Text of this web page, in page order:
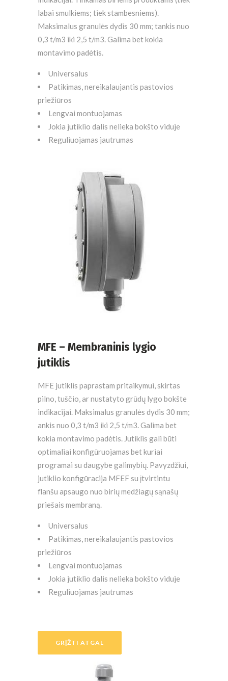
labai smulkiems; tiek stambesniems).
Maksimalus granulės dydis 30 mm; tankis nuo
0,3 t/m3 iki 2,5 t/m3. Galima bet kokia
montavimo padėtis.
Universalus
Patikimas, nereikalaujantis pastovios
priežiūros
Lengvai montuojamas
Jokia jutiklio dalis nelieka bokšto viduje
Reguliuojamas jautrumas
MFE – Membraninis lygio
jutiklis
MFE jutiklis paprastam pritaikymui, skirtas
pilno, tuščio, ar nustatyto grūdų lygo bokšte
indikacijai. Maksimalus granulės dydis 30 mm;
ankis nuo 0,3 t/m3 iki 2,5 t/m3. Galima bet
kokia montavimo padėtis. Jutiklis gali būti
optimaliai konfigūruojamas bet kuriai
programai su daugybe galimybių. Pavyzdžiui,
jutiklio konfigūracija MFEF su įtvirtintu
flanšu apsaugo nuo birių medžiagų sąnašų
priešais membraną.
Universalus
Patikimas, nereikalaujantis pastovios
priežiūros
Lengvai montuojamas
Jokia jutiklio dalis nelieka bokšto viduje
Reguliuojamas jautrumas
GRĮŽTI ATGAL